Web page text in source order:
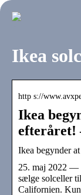
Ikea
http s://
Ikea
efteråret!
Ikea begynder
25. maj 2022 —
sælge solceller
Californien.